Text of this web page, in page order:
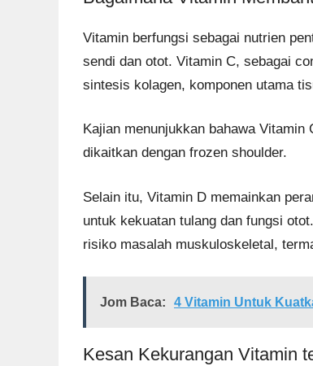
Vitamin berfungsi sebagai nutrien
sendi dan otot. Vitamin C, sebagai
sintesis kolagen, komponen utama
Kajian menunjukkan bahawa
dikaitkan dengan frozen shoulder.
Selain itu, Vitamin D memainkan
untuk kekuatan tulang dan fungsi
risiko masalah muskuloskeletal,
Jom Baca: 4 Vitamin Untuk
Kesan Kekurangan Vitamin